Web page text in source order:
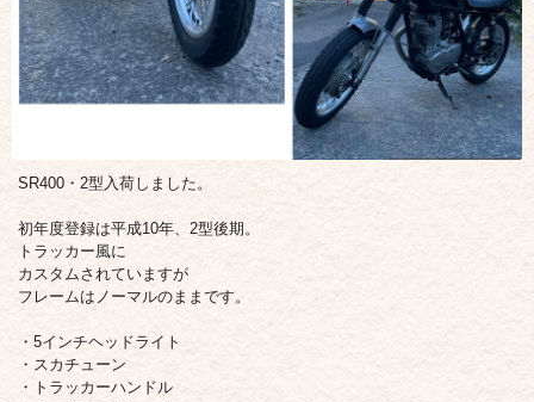
SR400・2型入荷しました。
初年度登録は平成10年、2型後期。
トラッカー風に
カスタムされていますが
フレームはノーマルのままです。
・5インチヘッドライト
・スカチューン
・トラッカーハンドル